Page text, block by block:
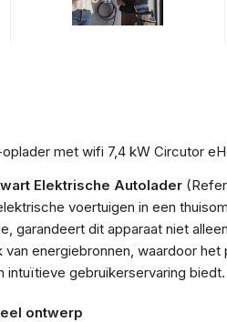
met wifi 7,4 kW Circutor
Elektrische Autolader
voertuigen in een
garandeert dit apparaat niet
energiebronnen, waardoor
intuïtieve gebruikerservaring biedt.
ontwerp